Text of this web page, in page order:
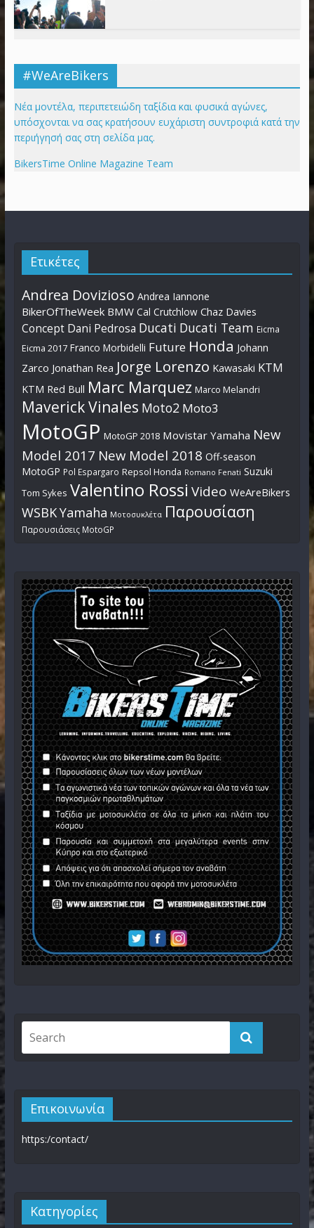
#WeAreBikers
Νέα μοντέλα, περιπετειώδη ταξίδια και φυσικά αγώνες,
υπόσχονται να σας κρατήσουν ευχάριστη συντροφιά κατά την
περιήγησή σας στη σελίδα μας.
BikersTime Online Magazine Team
Ετικέτες
Andrea Dovizioso Andrea Iannone
BikerOfTheWeek BMW Cal Crutchlow Chaz Davies
Concept Dani Pedrosa Ducati Ducati Team Eicma
Eicma 2017 Franco Morbidelli Future Honda Johann
Zarco Jonathan Rea Jorge Lorenzo Kawasaki KTM
KTM Red Bull Marc Marquez Marco Melandri
Maverick Vinales Moto2 Moto3
MotoGP MotoGP 2018 Movistar Yamaha New
Model 2017 New Model 2018 Off-season
MotoGP Pol Espargaro Repsol Honda Romano Fenati Suzuki
Tom Sykes Valentino Rossi Video WeAreBikers
WSBKYamaha Μοτοσυκλέτα Παρουσίαση
Παρουσιάσεις MotoGP
Επικοινωνία
https:/contact/
Kατηγορίες